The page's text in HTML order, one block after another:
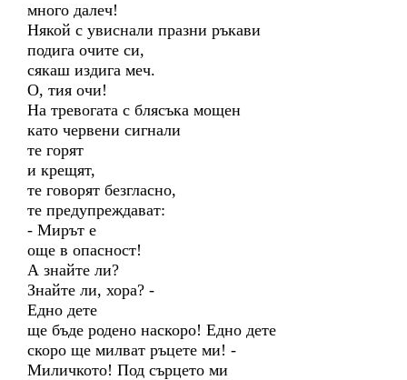
много далеч!
Някой с увиснали празни ръкави
подига очите си,
сякаш издига меч.
О, тия очи!
На тревогата с блясъка мощен
като червени сигнали
те горят
и крещят,
те говорят безгласно,
те предупреждават:
- Мирът е
още в опасност!
А знайте ли?
Знайте ли, хора? -
Едно дете
ще бъде родено наскоро! Едно дете
скоро ще милват ръцете ми! -
Миличкото! Под сърцето ми